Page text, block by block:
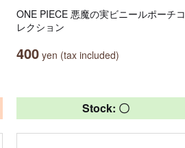
ONE PIECE 悪魔の実ビニールポーチコ
レクション
400 yen (tax included)
Stock: 〇